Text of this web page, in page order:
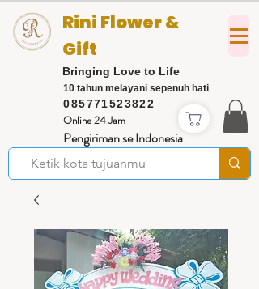
085771523822
Rini Flower &
Gift
Bringing Love to Life
Online 24 Jam
Pengiriman se Indonesia
10 tahun melayani sepenuh hati